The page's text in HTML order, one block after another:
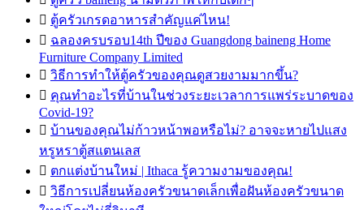
 ตู้ครัวเกรดอาหารสำคัญแค่ไหน!
 ฉลองครบรอบ14th ปีของ Guangdong baineng Home
Furniture Company Limited
 วิธีการทำให้ตู้ครัวของคุณดูสวยงามมากขึ้น?
 คุณทำอะไรที่บ้านในช่วงระยะเวลาการแพร่ระบาดของ
Covid-19?
 บ้านของคุณไม่ก้าวหน้าพอหรือไม่? อาจจะหายไปแสง
หรูหราตู้สแตนเลส
 ตกแต่งบ้านใหม่ | Ithaca รู้ความงามของคุณ!
 วิธีการเปลี่ยนห้องครัวขนาดเล็กเพื่อฝันห้องครัวขนาด